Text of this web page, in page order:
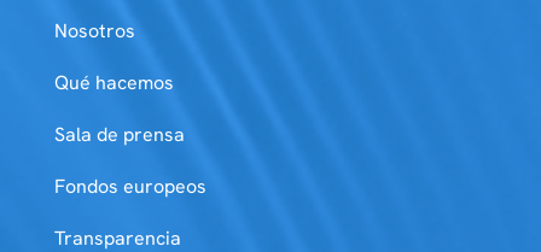
Nosotros
Qué hacemos
Sala de prensa
Fondos europeos
Transparencia